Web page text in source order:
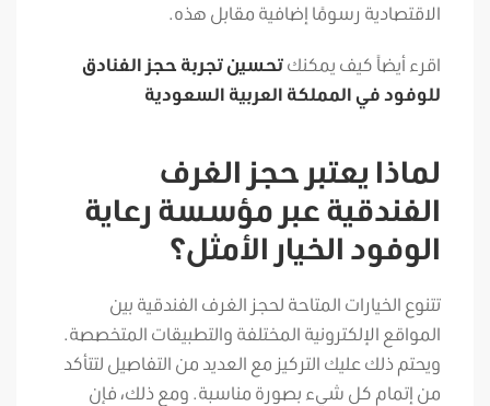
الاقتصادية رسومًا إضافية مقابل هذه.
اقرء أيضاً كيف يمكنكتحسين تجربة حجز الفنادق
للوفود في المملكة العربية السعودية
لماذا يعتبر حجز الغرف
الفندقية عبر مؤسسة رعاية
الوفود الخيار الأمثل؟
تتنوع الخيارات المتاحة لحجز الغرف الفندقية بين
المواقع الإلكترونية المختلفة والتطبيقات المتخصصة.
ويحتم ذلك عليك التركيز مع العديد من التفاصيل لتتأكد
من إتمام كل شيء بصورة مناسبة. ومع ذلك، فإن